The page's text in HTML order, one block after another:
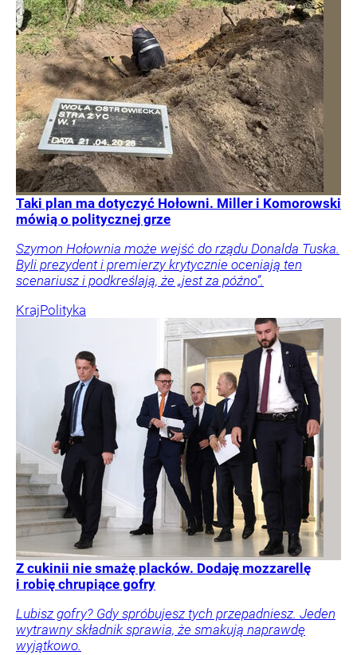
Taki plan ma dotyczyć Hołowni. Miller i Komorowski
mówią o politycznej grze
Szymon Hołownia może wejść do rządu Donalda Tuska.
Byli prezydent i premierzy krytycznie oceniają ten
scenariusz i podkreślają, że „jest za późno”.
KrajPolityka
Z cukinii nie smażę placków. Dodaję mozzarellę
i robię chrupiące gofry
Lubisz gofry? Gdy spróbujesz tych przepadniesz. Jeden
wytrawny składnik sprawia, że smakują naprawdę
wyjątkowo.